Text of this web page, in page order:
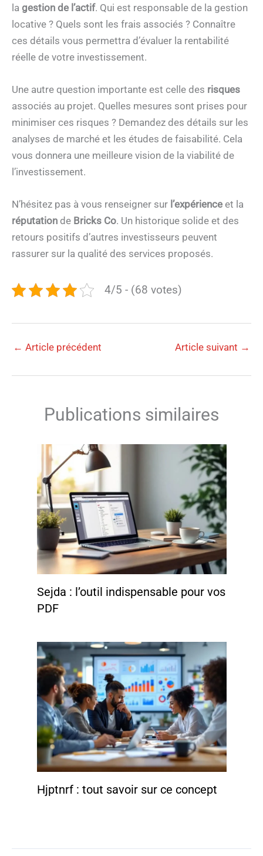
la gestion de l’actif. Qui est responsable de la gestion
locative ? Quels sont les frais associés ? Connaître
ces détails vous permettra d’évaluer la rentabilité
réelle de votre investissement.
Une autre question importante est celle des risques
associés au projet. Quelles mesures sont prises pour
minimiser ces risques ? Demandez des détails sur les
analyses de marché et les études de faisabilité. Cela
vous donnera une meilleure vision de la viabilité de
l’investissement.
N’hésitez pas à vous renseigner sur l’expérience et la
réputation de Bricks Co. Un historique solide et des
retours positifs d’autres investisseurs peuvent
rassurer sur la qualité des services proposés.
4/5 - (68 votes)
← Article précédent Article suivant →
Publications similaires
Sejda : l’outil indispensable pour vos
PDF
Hjptnrf : tout savoir sur ce concept